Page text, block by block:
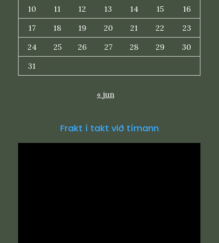
10
11 12 13 14 15
16
17
18 19 20 21 22
23
24
25 26 27 28 29
30
31
« jun
Frakt í takt við tímann